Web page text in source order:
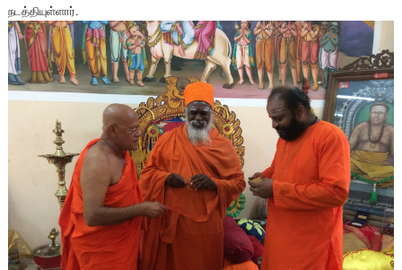
நடத்தியுள்ளார்.